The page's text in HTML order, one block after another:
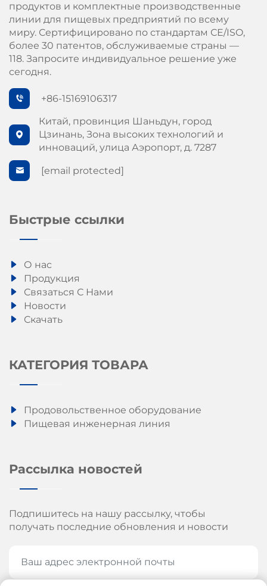
продуктов и комплектные производственные
линии для пищевых предприятий по всему
миру. Сертифицировано по стандартам СЕ/ISO,
более 30 патентов, обслуживаемые страны —
118. Запросите индивидуальное решение уже
сегодня.
+86-15169106317
Китай, провинция Шаньдун, город
Цзинань, Зона высоких технологий и
инноваций, улица Аэропорт, д. 7287
[email protected]
Быстрые ссылки
О нас
Продукция
Связаться С Нами
Новости
Скачать
КАТЕГОРИЯ ТОВАРА
Продовольственное оборудование
Пищевая инженерная линия
Рассылка новостей
Подпишитесь на нашу рассылку, чтобы
получать последние обновления и новости